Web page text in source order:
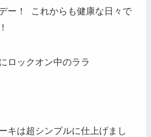
ー！ これからも健康な日々で
ロックオン中のララ
キは超シンプルに仕上げまし